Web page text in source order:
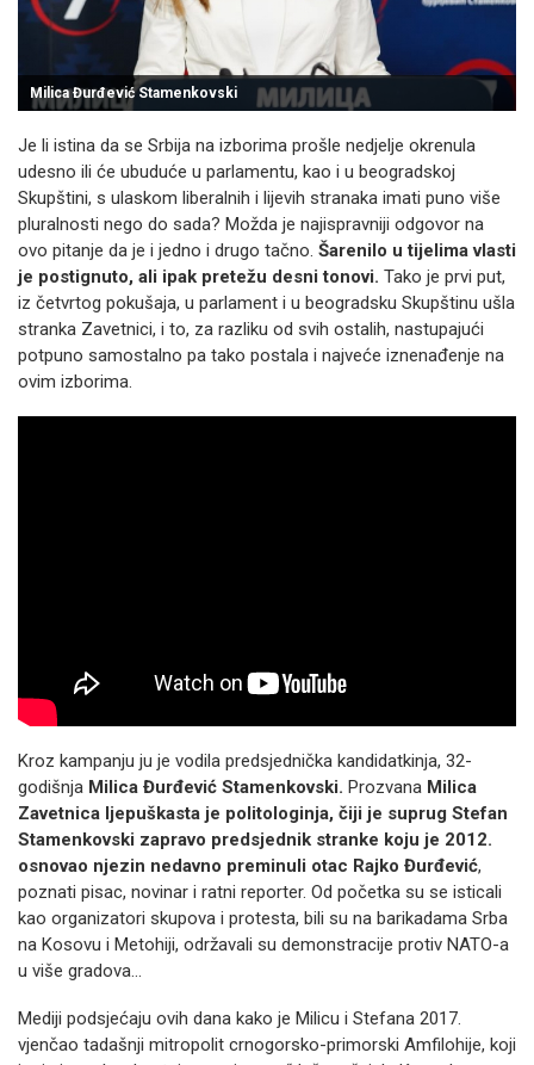
Milica Đurđević Stamenkovski
Je li istina da se Srbija na izborima prošle nedjelje okrenula
udesno ili će ubuduće u parlamentu, kao i u beogradskoj
Skupštini, s ulaskom liberalnih i lijevih stranaka imati puno više
pluralnosti nego do sada? Možda je najispravniji odgovor na
ovo pitanje da je i jedno i drugo tačno. Šarenilo u tijelima vlasti
je postignuto, ali ipak pretežu desni tonovi. Tako je prvi put,
iz četvrtog pokušaja, u parlament i u beogradsku Skupštinu ušla
stranka Zavetnici, i to, za razliku od svih ostalih, nastupajući
potpuno samostalno pa tako postala i najveće iznenađenje na
ovim izborima.
Kroz kampanju ju je vodila predsjednička kandidatkinja, 32-
godišnja Milica Đurđević Stamenkovski. Prozvana Milica
Zavetnica ljepuškasta je politologinja, čiji je suprug Stefan
Stamenkovski zapravo predsjednik stranke koju je 2012.
osnovao njezin nedavno preminuli otac Rajko Đurđević,
poznati pisac, novinar i ratni reporter. Od početka su se isticali
kao organizatori skupova i protesta, bili su na barikadama Srba
na Kosovu i Metohiji, održavali su demonstracije protiv NATO-a
u više gradova...
Mediji podsjećaju ovih dana kako je Milicu i Stefana 2017.
vjenčao tadašnji mitropolit crnogorsko-primorski Amfilohije, koji